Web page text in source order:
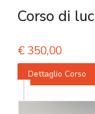
Corso di
€ 350,00
Dettaglio Corso